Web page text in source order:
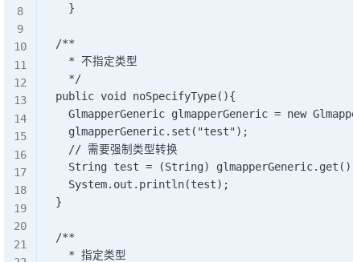
    }
  /**
    * 不指定类型
    */
  public void noSpecifyType(){
GlmapperGeneric glmapperGeneric = new
    glmapperGeneric.set("test");
    // 需要强制类型转换
String test = (String)
    System.out.println(test);
  }
  /**
    * 指定类型